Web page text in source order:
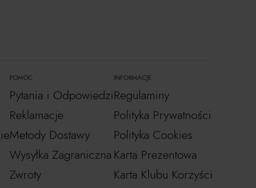
POMOC
Pytania i Odpowiedzi
Reklamacje
Metody Dostawy
Wysyłka Zagraniczna
Zwroty
INFORMACJE
Regulaminy
Polityka Prywatności
Polityka Cookies
Karta Prezentowa
Karta Klubu Korzyści